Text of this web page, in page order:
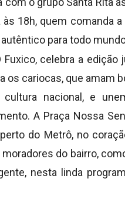
18h, quem comanda
para todo
Fuxico, celebra a
os cariocas, que amam
nacional, e
A Praça Nossa
do Metrô, no
do bairro,
nesta linda